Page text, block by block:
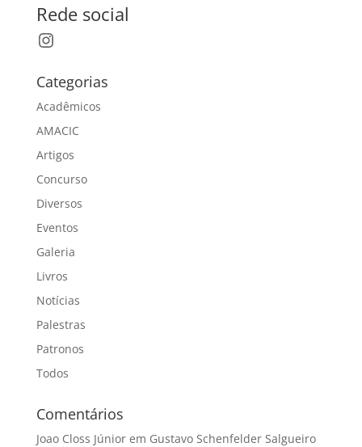
Rede social
Instagram
Categorias
Acadêmicos
AMACIC
Artigos
Concurso
Diversos
Eventos
Galeria
Livros
Notícias
Palestras
Patronos
Todos
Comentários
Joao Closs Júniorem Gustavo Schenfelder Salgueiro